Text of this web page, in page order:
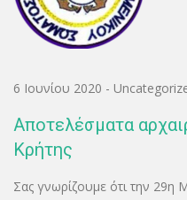
6 Ιουνίου 2020 -
Αποτελέσματα
Κρήτης
Σας γνωρίζουμε ότι την